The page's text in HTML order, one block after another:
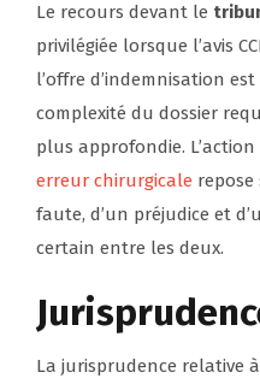
Le recours devant le
privilégiée lorsque l’avis
l’offre d’indemnisation
complexité du dossier
plus approfondie. L’action
erreur chirurgicale
faute, d’un préjudice et
certain entre les deux.
La jurisprudence relative